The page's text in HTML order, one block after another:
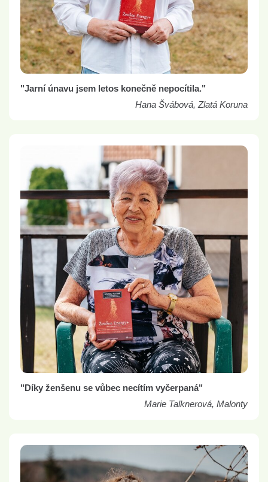
"Jarní únavu jsem letos konečně nepocítila."
Hana Švábová, Zlatá Koruna
"Díky ženšenu se vůbec necítím vyčerpaná"
Marie Talknerová, Malonty